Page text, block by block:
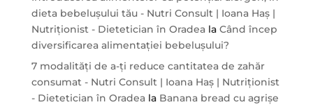
dieta bebelușului tău - Nutri Consult | Ioana Haș |
Nutriționist - Dietetician în Oradeala Când încep
diversificarea alimentației bebelușului?
7 modalități de a-ți reduce cantitatea de zahăr
consumat - Nutri Consult | Ioana Haș | Nutriționist
- Dietetician în Oradeala Banana bread cu agrișe